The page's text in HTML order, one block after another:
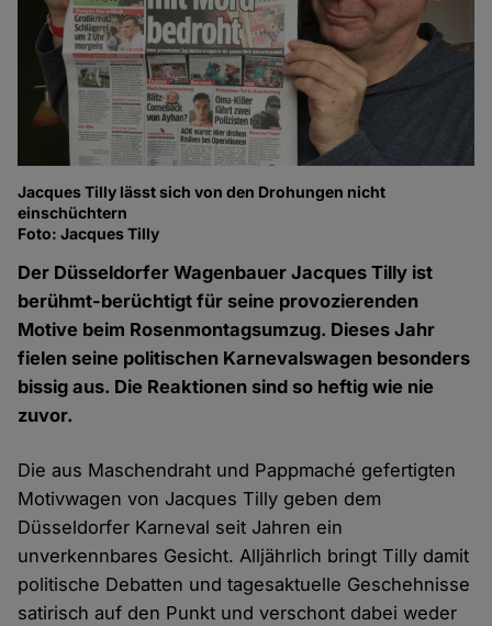
Jacques Tilly lässt sich von den Drohungen nicht
einschüchtern
Foto: Jacques Tilly
Der Düsseldorfer Wagenbauer Jacques Tilly ist
berühmt-berüchtigt für seine provozierenden
Motive beim Rosenmontagsumzug. Dieses Jahr
fielen seine politischen Karnevalswagen besonders
bissig aus. Die Reaktionen sind so heftig wie nie
zuvor.
Die aus Maschendraht und Pappmaché gefertigten
Motivwagen von Jacques Tilly geben dem
Düsseldorfer Karneval seit Jahren ein
unverkennbares Gesicht. Alljährlich bringt Tilly damit
politische Debatten und tagesaktuelle Geschehnisse
satirisch auf den Punkt und verschont dabei weder